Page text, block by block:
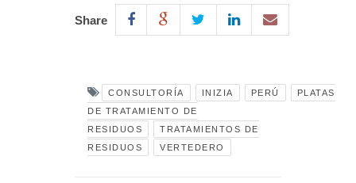
Share
CONSULTORÍA INIZIA PERÚ
PLATAS
DE TRATAMIENTO DE
RESIDUOS
TRATAMIENTOS DE
RESIDUOS
VERTEDERO